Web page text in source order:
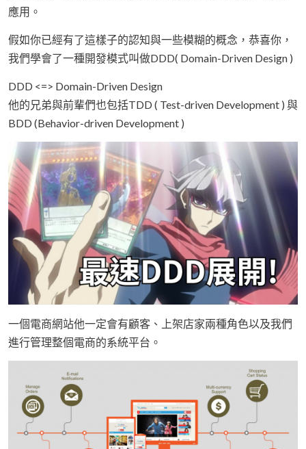
應用。
假如你已經有了這樣子的認知與一些模糊的概念，恭喜你，
我們學會了一種開發模式叫做DDD( Domain-Driven Design )
DDD <=> Domain-Driven Design
他的兄弟與前輩們也包括TDD ( Test-driven Development ) 與
BDD (Behavior-driven Development )
一個電商網站他一定會有顧客、上架店家兩種角色以及我們
進行管理整個電商的系統平台。